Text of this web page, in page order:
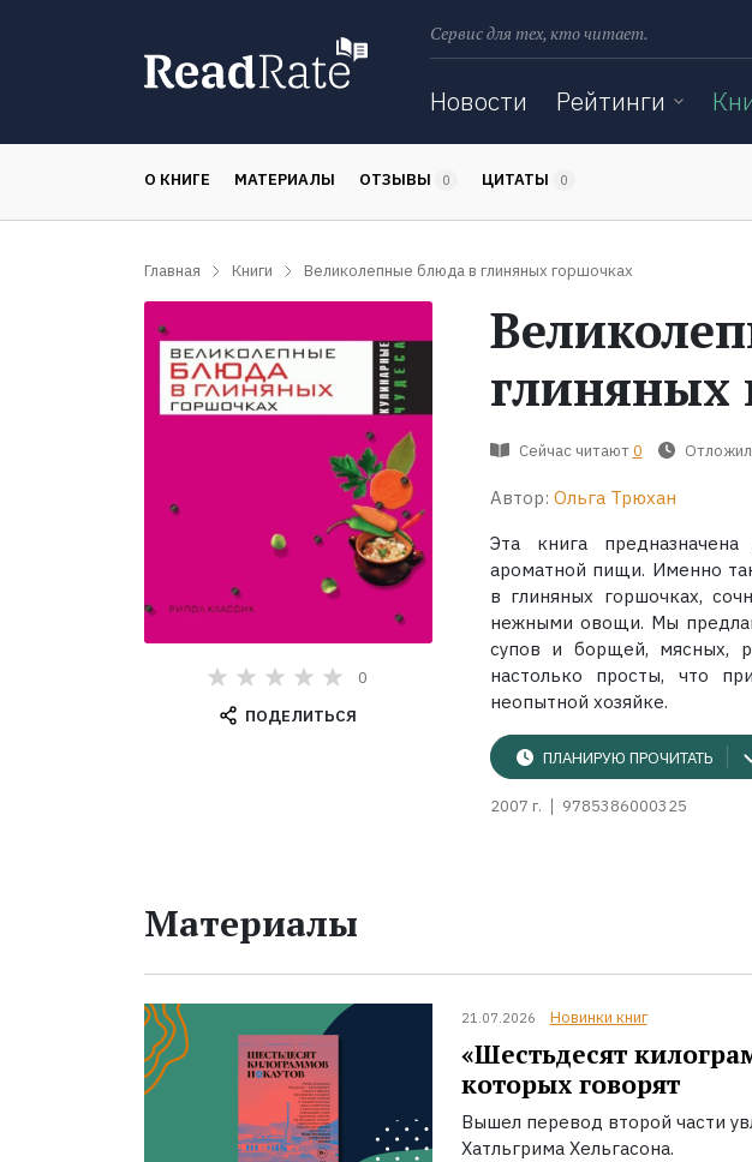
Сервис для тех, кто читает.
Новости Рейтинги
О КНИГЕ МАТЕРИАЛЫ ОТЗЫВЫ 0 ЦИТАТЫ 0
Главная Книги Великолепные блюда в глиняных горшочках
0
ПОДЕЛИТЬСЯ
глиняных
Сейчас читают 0
Автор: Ольга Трюхан
Эта книга
ароматной пищи. Именно
в глиняных горшочках,
нежными овощи. Мы
супов и борщей, мясных,
настолько просты, что
неопытной хозяйке.
ПЛАНИРУЮ ПРОЧИТАТЬ
2007 г. 9785386000325
Материалы
21.07.2026 Новинки книг
«Шестьдесят
которых говорят
Вышел перевод второй части
Хатльгрима Хельгасона.